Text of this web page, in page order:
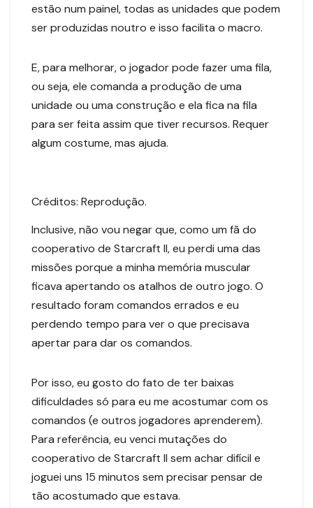
estão num painel, todas as unidades que podem
ser produzidas noutro e isso facilita o macro.
E, para melhorar, o jogador pode fazer uma fila,
ou seja, ele comanda a produção de uma
unidade ou uma construção e ela fica na fila
para ser feita assim que tiver recursos. Requer
algum costume, mas ajuda.
Créditos: Reprodução.
Inclusive, não vou negar que, como um fã do
cooperativo de Starcraft II, eu perdi uma das
missões porque a minha memória muscular
ficava apertando os atalhos de outro jogo. O
resultado foram comandos errados e eu
perdendo tempo para ver o que precisava
apertar para dar os comandos.
Por isso, eu gosto do fato de ter baixas
dificuldades só para eu me acostumar com os
comandos (e outros jogadores aprenderem).
Para referência, eu venci mutações do
cooperativo de Starcraft II sem achar difícil e
joguei uns 15 minutos sem precisar pensar de
tão acostumado que estava.